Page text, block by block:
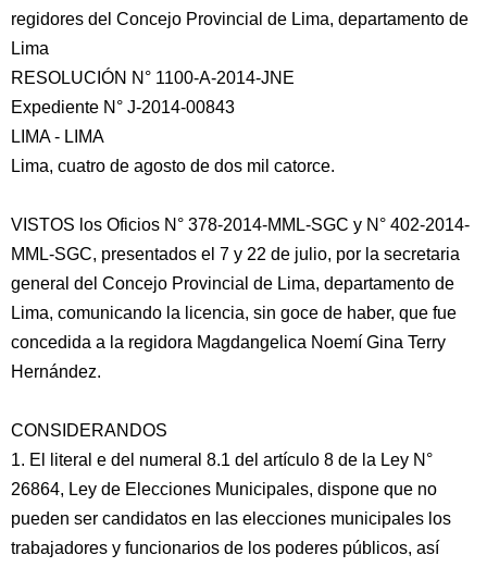
regidores del Concejo Provincial de Lima, departamento de
Lima
RESOLUCIÓN N° 1100-A-2014-JNE
Expediente N° J-2014-00843
LIMA - LIMA
Lima, cuatro de agosto de dos mil catorce.
VISTOS los Oficios N° 378-2014-MML-SGC y N° 402-2014-
MML-SGC, presentados el 7 y 22 de julio, por la secretaria
general del Concejo Provincial de Lima, departamento de
Lima, comunicando la licencia, sin goce de haber, que fue
concedida a la regidora Magdangelica Noemí Gina Terry
Hernández.
CONSIDERANDOS
1. El literal e del numeral 8.1 del artículo 8 de la Ley N°
26864, Ley de Elecciones Municipales, dispone que no
pueden ser candidatos en las elecciones municipales los
trabajadores y funcionarios de los poderes públicos, así